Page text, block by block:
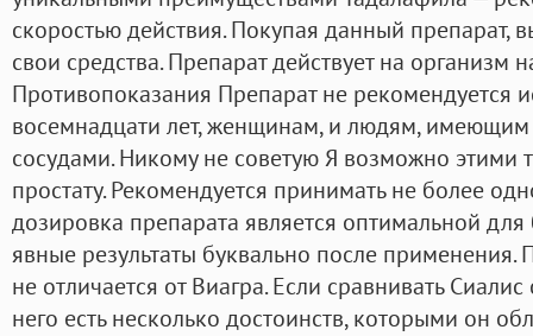
скоростью действия. Покупая данный препарат,
свои средства. Препарат действует на организм
Противопоказания Препарат не рекомендуется
восемнадцати лет, женщинам, и людям,
сосудами. Никому не советую Я возможно этими
простату. Рекомендуется принимать не более
дозировка препарата является оптимальной
явные результаты буквально после
не отличается от Виагра. Если сравнивать
него есть несколько достоинств, которыми он